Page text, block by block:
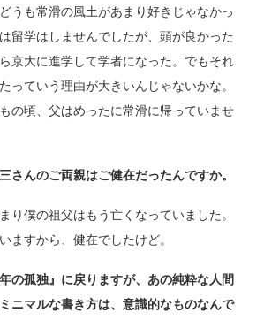
うも常滑の風土があまり好きじゃなかっ
留学はしませんでしたが、頭が良かった
京大に進学して学者になった。でもそれ
っていう理由が大きいんじゃないかな。
の頃、父はめったに常滑に帰っていませ
んのご両親はご健在だったんですか。
り僕の祖父はもう亡くなっていました。
ますから、健在でしたけど。
孤独』に戻りますが、あの純粋な人間
ニマルな書き方は、意識的なものなんで